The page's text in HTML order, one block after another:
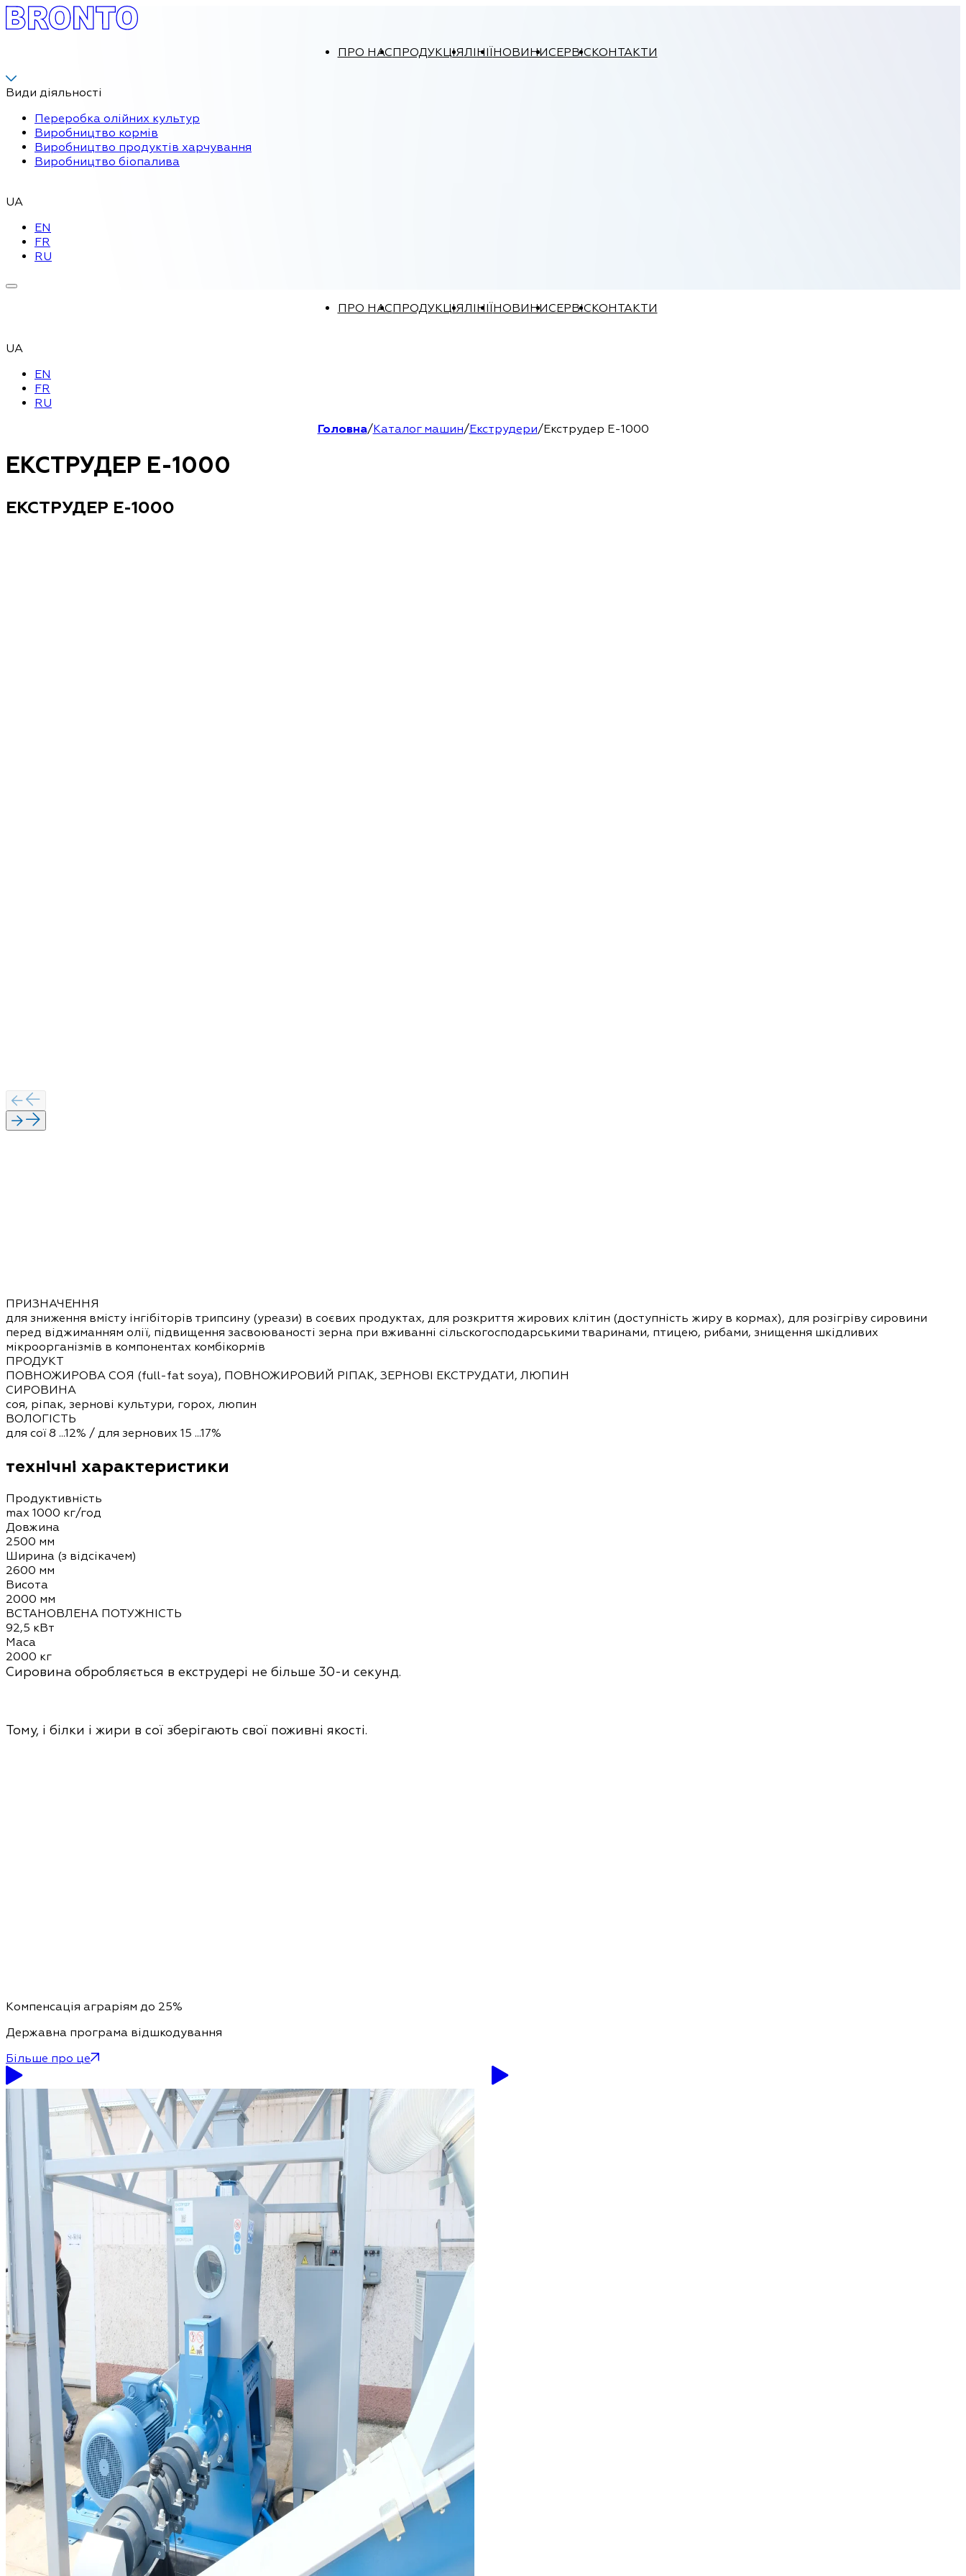
ПРО НАСПРОДУКЦІЯЛІНІЇНОВИНИСЕРВІСКОНТАКТИ
Види діяльності
Переробка олійних культур
Виробництво кормів
Виробництво продуктів харчування
Виробництво біопалива
UA
EN
FR
RU
ПРО НАСПРОДУКЦІЯЛІНІЇНОВИНИСЕРВІСКОНТАКТИ
UA
EN
FR
RU
Головна/Каталог машин/Екструдери/Екструдер Е-1000
ЕКСТРУДЕР Е-1000
ЕКСТРУДЕР Е-1000
ПРИЗНАЧЕННЯ
для зниження вмісту інгібіторів трипсину (уреази) в соєвих продуктах, для розкриття жирових клітин (доступність жиру в кормах), для розігріву сировини
перед віджиманням олії, підвищення засвоюваності зерна при вживанні сільскогосподарськими тваринами, птицею, рибами, знищення шкідливих
мікроорганізмів в компонентах комбікормів
ПРОДУКТ
ПОВНОЖИРОВА СОЯ (full-fat soya), ПОВНОЖИРОВИЙ РІПАК, ЗЕРНОВІ ЕКСТРУДАТИ, ЛЮПИН
СИРОВИНА
соя, ріпак, зернові культури, горох, люпин
ВОЛОГІСТЬ
для сої 8 ...12% / для зернових 15 ...17%
технічні характеристики
Продуктивність
max 1000 кг/год
Довжина
2500 мм
Ширина (з відсікачем)
2600 мм
Висота
2000 мм
ВСТАНОВЛЕНА ПОТУЖНІСТЬ
92,5 кВт
Маса
2000 кг
Сировина обробляється в екструдері не більше 30-и секунд.
Тому, і білки і жири в сої зберігають свої поживні якості.
Компенсація аграріям до 25%
Державна програма відшкодування
Більше про це